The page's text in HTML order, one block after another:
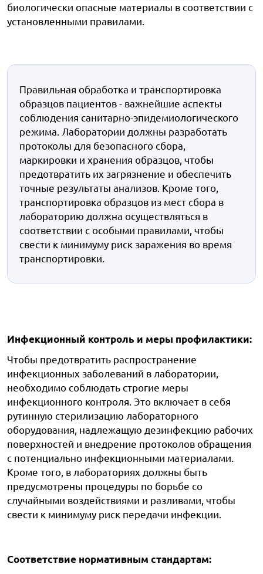
биологически опасные материалы в соответствии с
установленными правилами.
Правильная обработка и транспортировка
образцов пациентов - важнейшие аспекты
соблюдения санитарно-эпидемиологического
режима. Лаборатории должны разработать
протоколы для безопасного сбора,
маркировки и хранения образцов, чтобы
предотвратить их загрязнение и обеспечить
точные результаты анализов. Кроме того,
транспортировка образцов из мест сбора в
лабораторию должна осуществляться в
соответствии с особыми правилами, чтобы
свести к минимуму риск заражения во время
транспортировки.
Инфекционный контроль и меры профилактики:
Чтобы предотвратить распространение
инфекционных заболеваний в лаборатории,
необходимо соблюдать строгие меры
инфекционного контроля. Это включает в себя
рутинную стерилизацию лабораторного
оборудования, надлежащую дезинфекцию рабочих
поверхностей и внедрение протоколов обращения
с потенциально инфекционными материалами.
Кроме того, в лабораториях должны быть
предусмотрены процедуры по борьбе со
случайными воздействиями и разливами, чтобы
свести к минимуму риск передачи инфекции.
Соответствие нормативным стандартам: